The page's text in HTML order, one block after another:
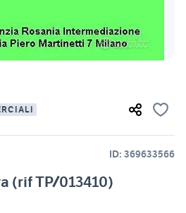
ID: 369633566
(rif TP/013410)